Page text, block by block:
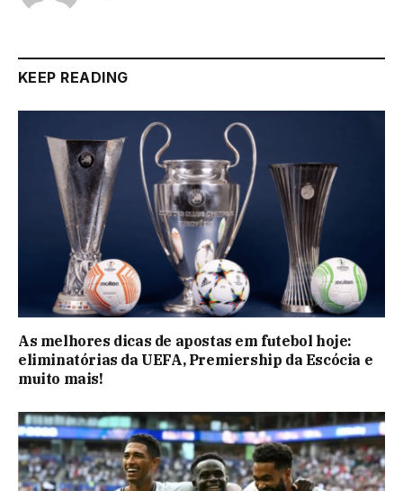
KEEP READING
As melhores dicas de apostas em futebol hoje:
eliminatórias da UEFA, Premiership da Escócia e
muito mais!